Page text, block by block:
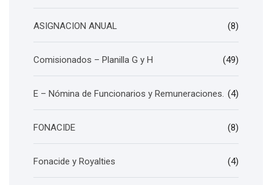
ASIGNACION ANUAL (8)
Comisionados – Planilla G y H (49)
E – Nómina de Funcionarios y Remuneraciones. (4)
FONACIDE (8)
Fonacide y Royalties (4)